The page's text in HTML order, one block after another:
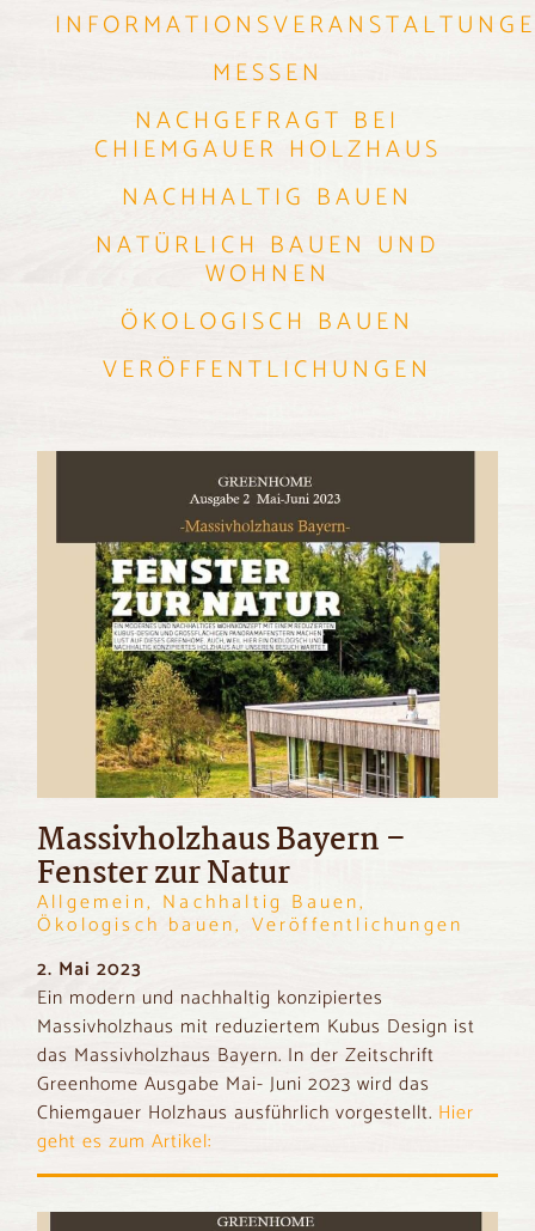
MESSEN
NACHGEFRAGT BEI
CHIEMGAUER HOLZHAUS
NACHHALTIG BAUEN
NATÜRLICH BAUEN UND
WOHNEN
ÖKOLOGISCH BAUEN
VERÖFFENTLICHUNGEN
Massivholzhaus Bayern –
Fenster zur Natur
Allgemein, Nachhaltig Bauen,
Ökologisch bauen, Veröffentlichungen
2. Mai 2023
Ein modern und nachhaltig konzipiertes
Massivholzhaus mit reduziertem Kubus Design ist
das Massivholzhaus Bayern. In der Zeitschrift
Greenhome Ausgabe Mai- Juni 2023 wird das
Chiemgauer Holzhaus ausführlich vorgestellt. Hier
geht es zum Artikel: